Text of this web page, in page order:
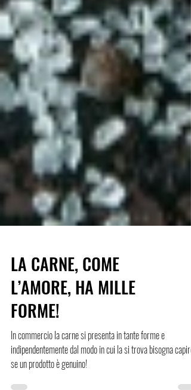
LA CARNE, COME
L’AMORE, HA MILLE
FORME!
In commercio la carne si presenta in tante forme e
indipendentemente dal modo in cui la si trova bisogna capire